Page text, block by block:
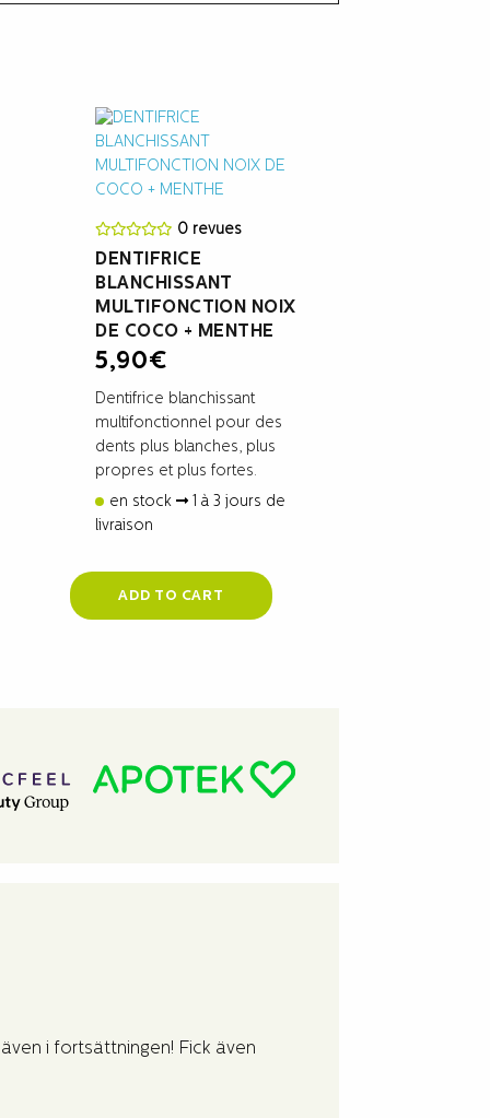
0 revues
DENTIFRICE
BLANCHISSANT
MULTIFONCTION NOIX
DE COCO + MENTHE
5,90€
Dentifrice blanchissant
multifonctionnel pour des
dents plus blanches, plus
propres et plus fortes.
en stock
1 à 3 jours de
livraison
ADD TO CART
i fortsättningen! Fick även